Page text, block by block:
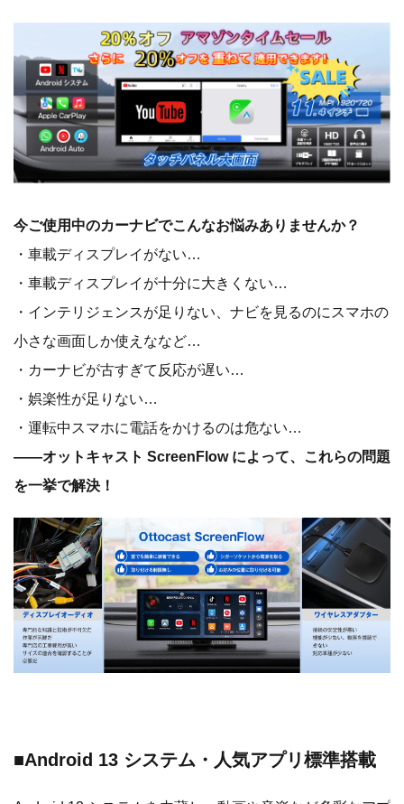
今ご使用中のカーナビでこんなお悩みありませんか？
・車載ディスプレイがない…
・車載ディスプレイが十分に大きくない…
・インテリジェンスが足りない、ナビを見るのにスマホの
小さな画面しか使えななど…
・カーナビが古すぎて反応が遅い…
・娯楽性が足りない…
・運転中スマホに電話をかけるのは危ない…
——オットキャスト ScreenFlow によって、これらの問題
を一挙で解決！
■Android 13 システム・人気アプリ標準搭載